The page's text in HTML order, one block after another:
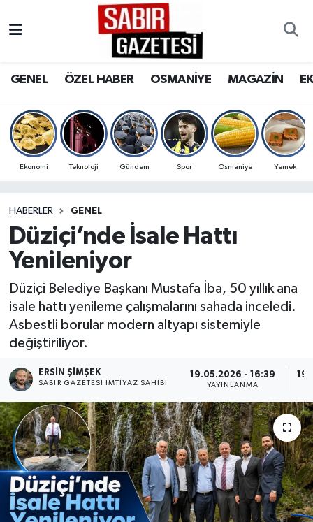
GENEL ÖZEL HABER OSMANİYE MAGAZİN
Ekonomi Teknoloji Gündem Spor Osmaniye Yemek
HABERLER GENEL
Düziçi’nde İsale Hattı
Yenileniyor
Düziçi Belediye Başkanı Mustafa İba, 50 yıllık ana
isale hattı yenileme çalışmalarını sahada inceledi.
Asbestli borular modern altyapı sistemiyle
değiştiriliyor.
ERSIN ŞİMŞEK
SABIR GAZETESI İMTIYAZ SAHIBI
19.05.2026 - 16:39
YAYINLANMA
OSMANİYE
MAGAZİN
SPOR
RESMİ İLANLAR
Osmaniye Nöbetçi Eczaneler
Osmaniye Trafik Yoğunluk Haritası
Süper Lig Puan Durumu ve Fikstür
Son Dakika Haberleri
Haber Arşivi